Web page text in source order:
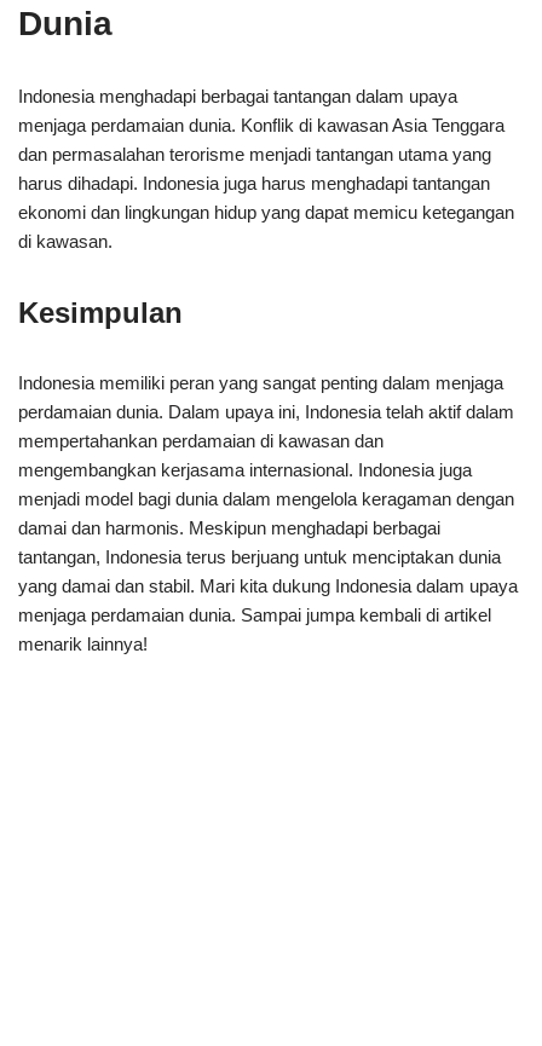
Dunia
Indonesia menghadapi berbagai tantangan dalam upaya
menjaga perdamaian dunia. Konflik di kawasan Asia Tenggara
dan permasalahan terorisme menjadi tantangan utama yang
harus dihadapi. Indonesia juga harus menghadapi tantangan
ekonomi dan lingkungan hidup yang dapat memicu ketegangan
di kawasan.
Kesimpulan
Indonesia memiliki peran yang sangat penting dalam menjaga
perdamaian dunia. Dalam upaya ini, Indonesia telah aktif dalam
mempertahankan perdamaian di kawasan dan
mengembangkan kerjasama internasional. Indonesia juga
menjadi model bagi dunia dalam mengelola keragaman dengan
damai dan harmonis. Meskipun menghadapi berbagai
tantangan, Indonesia terus berjuang untuk menciptakan dunia
yang damai dan stabil. Mari kita dukung Indonesia dalam upaya
menjaga perdamaian dunia. Sampai jumpa kembali di artikel
menarik lainnya!